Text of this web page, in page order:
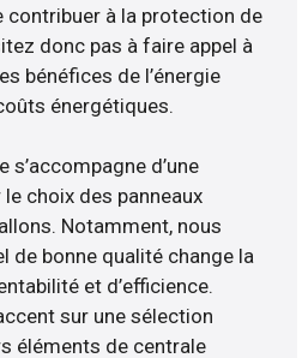
contribuer à la protection de
donc pas à faire appel à
bénéfices de l’énergie
énergétiques.
d’une
choix des panneaux
Notamment, nous
de bonne qualité change la
et d’efficience.
sur une sélection
éléments de centrale